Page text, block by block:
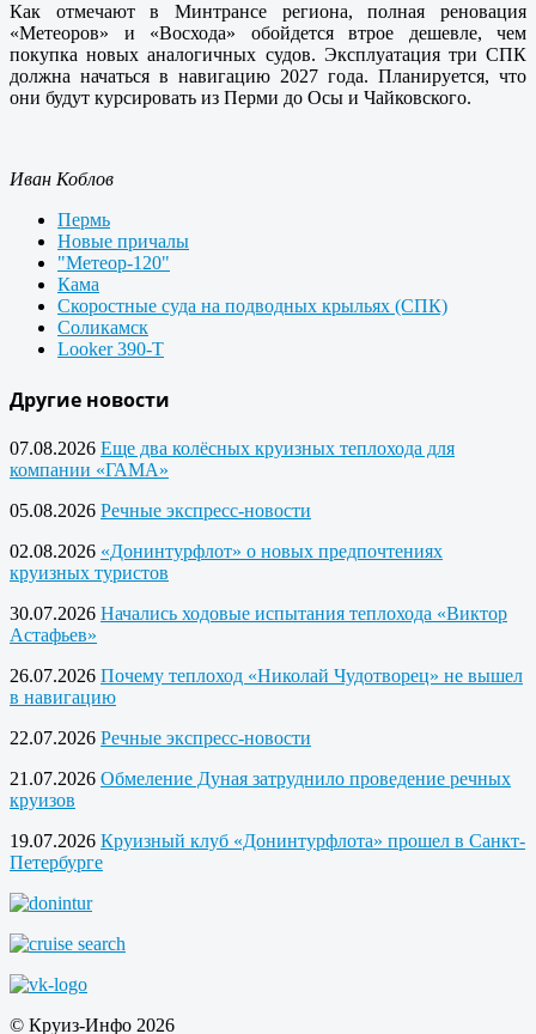
Как отмечают в Минтрансе региона, полная реновация
«Метеоров» и «Восхода» обойдется втрое дешевле, чем
покупка новых аналогичных судов. Эксплуатация три СПК
должна начаться в навигацию 2027 года. Планируется, что
они будут курсировать из Перми до Осы и Чайковского.
Иван Коблов
Пермь
Новые причалы
"Метеор-120"
Кама
Скоростные суда на подводных крыльях (СПК)
Соликамск
Looker 390-T
Другие новости
07.08.2026 Еще два колёсных круизных теплохода для
компании «ГАМА»
05.08.2026 Речные экспресс-новости
02.08.2026 «Донинтурфлот» о новых предпочтениях
круизных туристов
30.07.2026 Начались ходовые испытания теплохода «Виктор
Астафьев»
26.07.2026 Почему теплоход «Николай Чудотворец» не вышел
в навигацию
22.07.2026 Речные экспресс-новости
21.07.2026 Обмеление Дуная затруднило проведение речных
круизов
19.07.2026 Круизный клуб «Донинтурфлота» прошел в Санкт-
Петербурге
© Круиз-Инфо 2026